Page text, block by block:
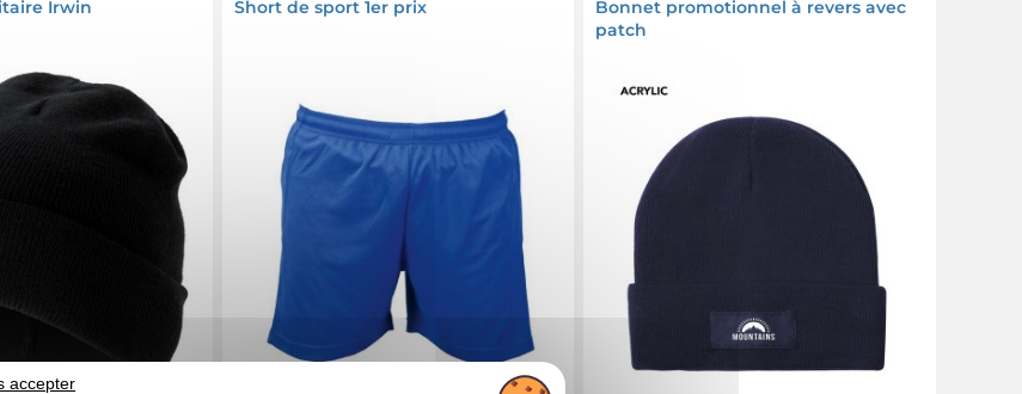
Irwin Short de sport 1er prix
Bonnet promotionnel à revers avec
patch
accepter